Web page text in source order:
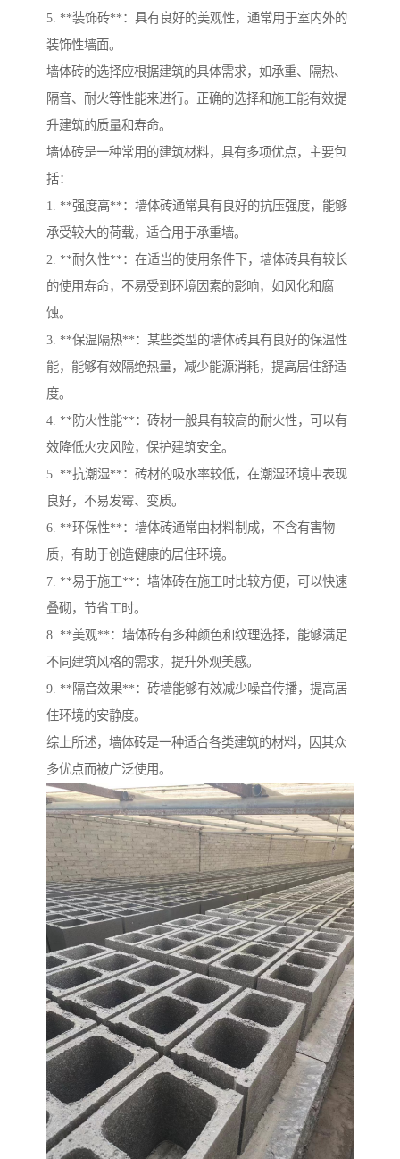
5. **装饰砖**：具有良好的美观性，通常用于室内外的
装饰性墙面。
墙体砖的选择应根据建筑的具体需求，如承重、隔热、
隔音、耐火等性能来进行。正确的选择和施工能有效提
升建筑的质量和寿命。
墙体砖是一种常用的建筑材料，具有多项优点，主要包
括：
1. **强度高**：墙体砖通常具有良好的抗压强度，能够
承受较大的荷载，适合用于承重墙。
2. **耐久性**：在适当的使用条件下，墙体砖具有较长
的使用寿命，不易受到环境因素的影响，如风化和腐
蚀。
3. **保温隔热**：某些类型的墙体砖具有良好的保温性
能，能够有效隔绝热量，减少能源消耗，提高居住舒适
度。
4. **防火性能**：砖材一般具有较高的耐火性，可以有
效降低火灾风险，保护建筑安全。
5. **抗潮湿**：砖材的吸水率较低，在潮湿环境中表现
良好，不易发霉、变质。
6. **环保性**：墙体砖通常由材料制成，不含有害物
质，有助于创造健康的居住环境。
7. **易于施工**：墙体砖在施工时比较方便，可以快速
叠砌，节省工时。
8. **美观**：墙体砖有多种颜色和纹理选择，能够满足
不同建筑风格的需求，提升外观美感。
9. **隔音效果**：砖墙能够有效减少噪音传播，提高居
住环境的安静度。
综上所述，墙体砖是一种适合各类建筑的材料，因其众
多优点而被广泛使用。